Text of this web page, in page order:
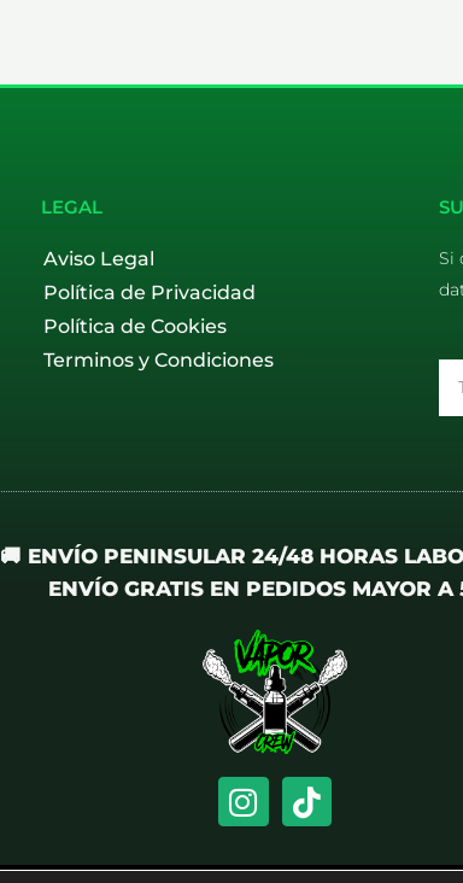
LEGAL
Aviso Legal
Política de Privacidad
Política de Cookies
Terminos y Condiciones
Si
🚚 ENVÍO PENINSULAR 24/48 HORAS
ENVÍO GRATIS EN PEDIDOS MAYOR
I
n
t
T
i
t